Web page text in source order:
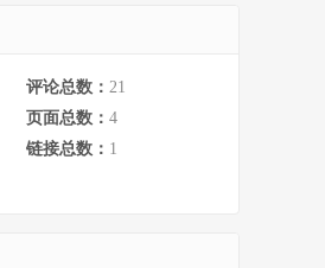
评论总数： 21
页面总数： 4
链接总数： 1